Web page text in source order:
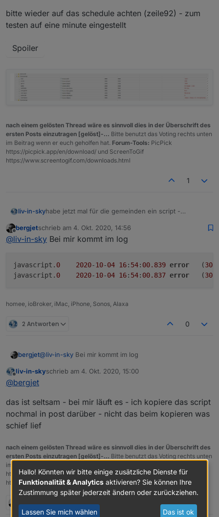
bitte wieder auf das schedule achten (zeile92) - zum
testen auf eine minute eingestellt
Spoiler
nach einem gelösten Thread wäre es sinnvoll dies in der Überschrift des
ersten Posts einzutragen [gelöst]-... Bitte benutzt das Voting rechts unten
im Beitrag wenn er euch geholfen hat. Forum-Tools: PicPick
https://picpick.app/en/download/ und ScreenToGif
https://www.screentogif.com/downloads.html
1
liv-in-skyhabe jetzt mal für die gemeinden ein script -
directory ändern - sonst überschreiben sich die
daten
ihr könnt nun oben einstellen - ob nach gkz gesucht
werden soll
Offline
bergjetschrieb am 4. Okt. 2020, 14:56
zuletzt editiert von
@liv-in-sky Bei mir kommt im log
javascript. 0 2020-10-04 16: 54: 00.839 error
	(
javascript. 0 2020-10-04 16: 54: 00.837 error
	(
homee, ioBroker, iMac, iPhone, Sonos, Alaxa
2 Antworten 0
bergjet@liv-in-sky Bei mir kommt im log
javascript.0	2020-10-04 16:54:00.839	error
Offline
liv-in-skyschrieb am 4. Okt. 2020, 15:00
zuletzt editiert von
@bergjet
das ist seltsam - bei mir läuft es - ich kopiere das script
nochmal in post darüber - nicht das beim kopieren was
schief lief
nach einem gelösten Thread wäre es sinnvoll dies in der Überschrift des
ersten Posts einzutragen [gelöst]-... Bitte benutzt das Voting rechts unten
im Beitrag wenn er euch geholfen hat.
https://picpick.app/en/download/ und ScreenToGif
https://www.screentogif.com/downloads.html
1 Antwort 0
Hallo! Könnten wir bitte einige zusätzliche Dienste für
Funktionalität & Analytics aktivieren? Sie können Ihre
Zustimmung später jederzeit ändern oder zurückziehen.
Lassen Sie mich wählen Das ist ok